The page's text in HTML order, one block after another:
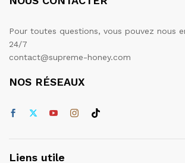
Pour toutes questions, vous pouvez nous
24/7
contact@supreme-honey.com
NOS RÉSEAUX
Liens utile